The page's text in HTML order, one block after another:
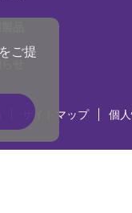
ご提
せ
サイトマップ 個